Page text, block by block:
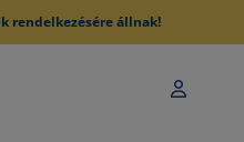
rendelkezésére állnak!